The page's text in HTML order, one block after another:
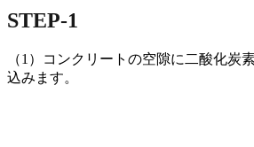
STEP-1
（1）コンクリートの空隙に二酸化炭
込みます。